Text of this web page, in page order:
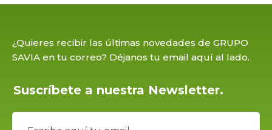
¿Quieres recibir las últimas novedades de GRUPO
SAVIA en tu correo? Déjanos tu email aquí al lado.
Suscríbete a nuestra Newsletter.